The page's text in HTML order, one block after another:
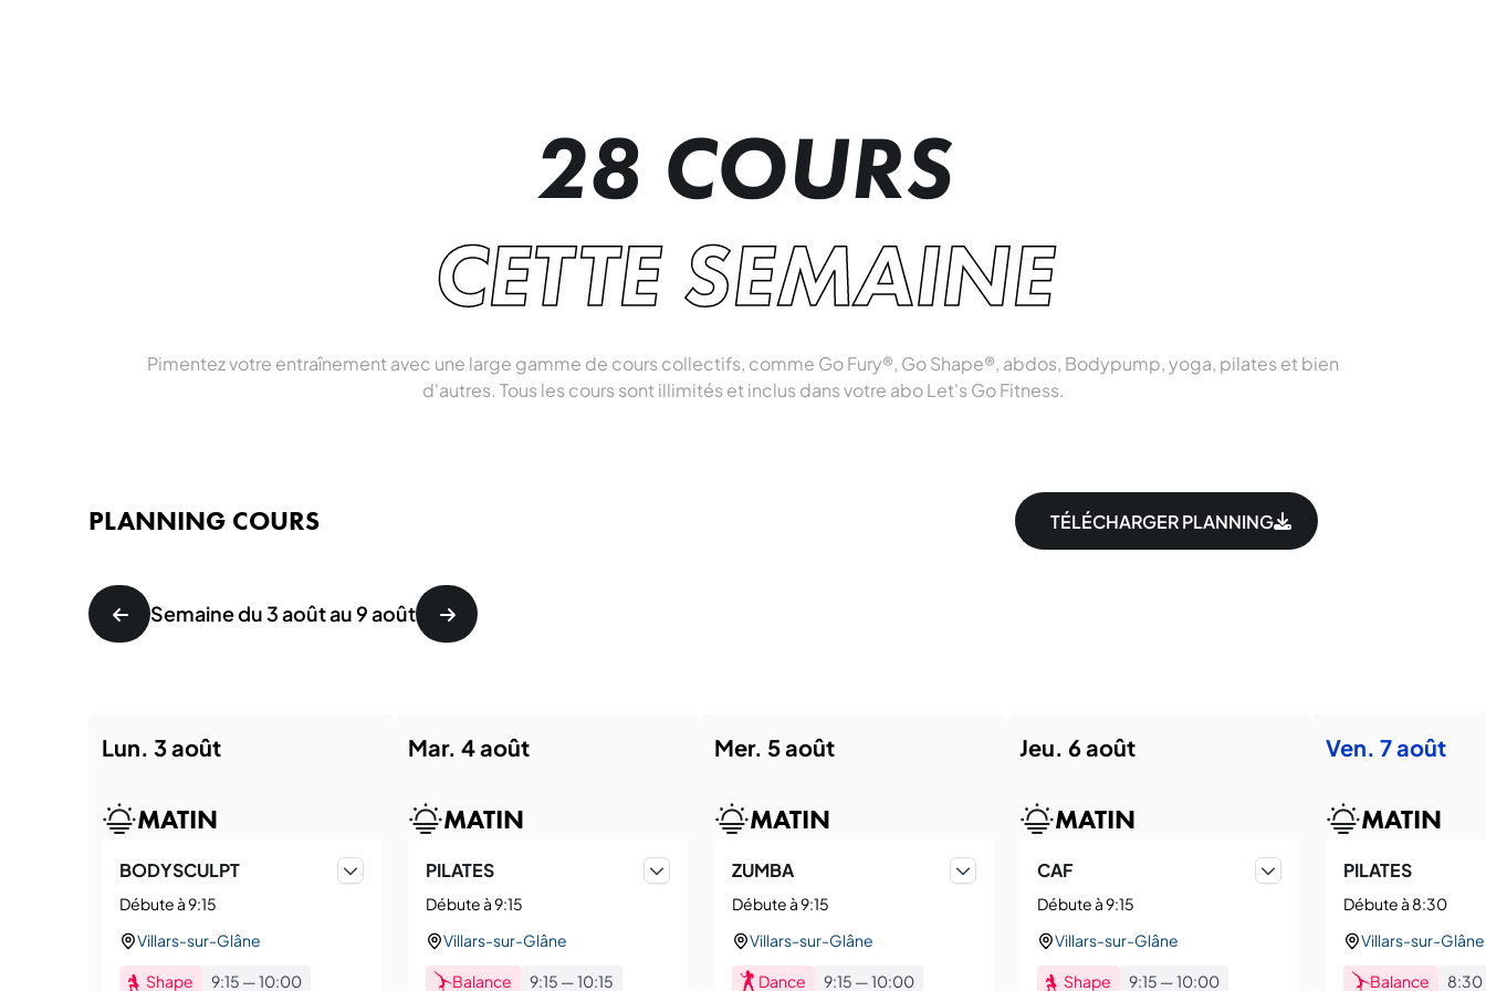
28 COURS
CETTE SEMAINE
Pimentez votre entraînement avec une large gamme de cours collectifs, comme Go Fury®, Go Shape®, abdos, Bodypump, yoga, pilates et bien
d'autres. Tous les cours sont illimités et inclus dans votre abo Let's Go Fitness.
PLANNING COURS TÉLÉCHARGER PLANNING
Semaine du 3 août au 9 août
lun. 3 août
MATIN
BODYSCULPT
Débute à 9:15
Villars-sur-Glâne
Shape 9:15 —10:00
mar. 4 août
MATIN
PILATES
Débute à 9:15
Villars-sur-Glâne
Balance 9:15 —10:15
mer. 5 août
MATIN
ZUMBA
Débute à 9:15
Villars-sur-Glâne
Dance 9:15 —10:00
jeu. 6 août
MATIN
CAF
Débute à 9:15
Villars-sur-Glâne
Shape 9:15 —10:00
ven. 7 août
MATIN
PILATES
Débute à 8:30
Villars-sur-Glâne
Balance 8:30